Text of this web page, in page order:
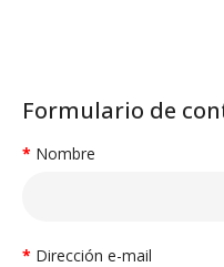
Formulario de
Nombre
Dirección e-mail